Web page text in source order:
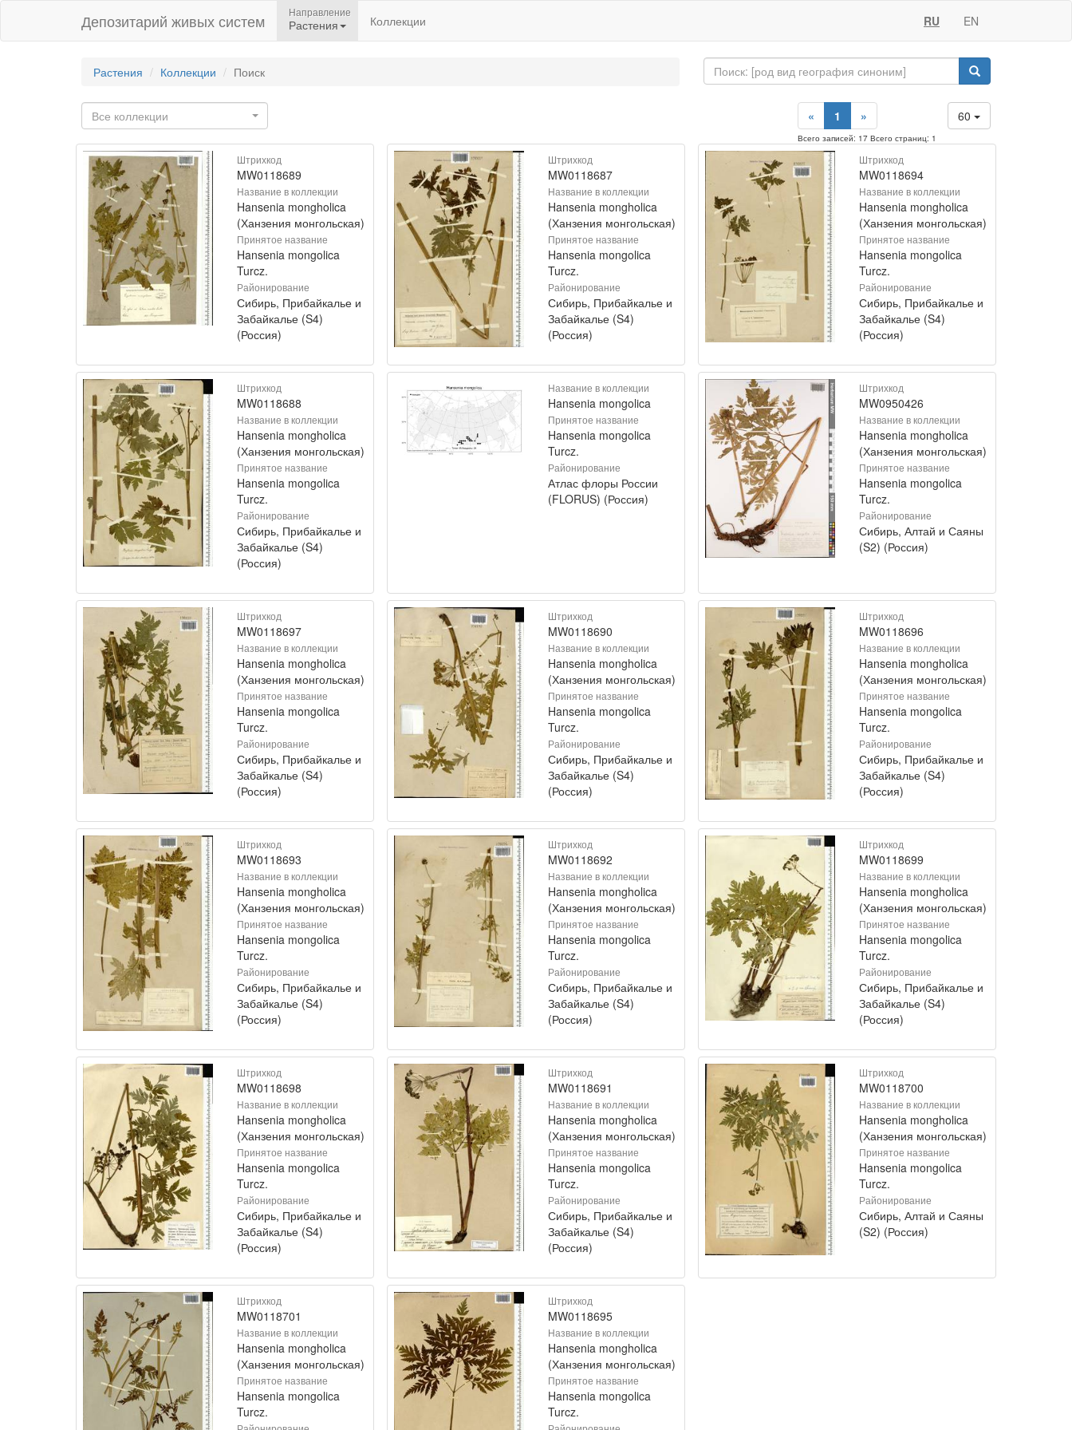
Депозитарий живых систем Направление
Растения Коллекции RU EN
Растения Коллекции Поиск
Все коллекции 60
« 1 »
Всего записей: 17 Всего страниц: 1
Штрихкод
MW0118689
Название в коллекции
Hansenia mongholica
(Ханзения монгольская)
Принятое название
Hansenia mongolica
Turcz.
Районирование
Сибирь, Прибайкалье и
Забайкалье (S4)
(Россия)
Штрихкод
MW0118687
Название в коллекции
Hansenia mongholica
(Ханзения монгольская)
Принятое название
Hansenia mongolica
Turcz.
Районирование
Сибирь, Прибайкалье и
Забайкалье (S4)
(Россия)
Штрихкод
MW0118694
Название в коллекции
Hansenia mongholica
(Ханзения монгольская)
Принятое название
Hansenia mongolica
Turcz.
Районирование
Сибирь, Прибайкалье и
Забайкалье (S4)
(Россия)
Штрихкод
MW0118688
Название в коллекции
Hansenia mongholica
(Ханзения монгольская)
Принятое название
Hansenia mongolica
Turcz.
Районирование
Сибирь, Прибайкалье и
Забайкалье (S4)
(Россия)
Название в коллекции
Hansenia mongolica
Принятое название
Hansenia mongolica
Turcz.
Районирование
Атлас флоры России
(FLORUS) (Россия)
Штрихкод
MW0950426
Название в коллекции
Hansenia mongholica
(Ханзения монгольская)
Принятое название
Hansenia mongolica
Turcz.
Районирование
Сибирь, Алтай и Саяны
(S2) (Россия)
Штрихкод
MW0118697
Название в коллекции
Hansenia mongholica
(Ханзения монгольская)
Принятое название
Hansenia mongolica
Turcz.
Районирование
Сибирь, Прибайкалье и
Забайкалье (S4)
(Россия)
Штрихкод
MW0118690
Название в коллекции
Hansenia mongholica
(Ханзения монгольская)
Принятое название
Hansenia mongolica
Turcz.
Районирование
Сибирь, Прибайкалье и
Забайкалье (S4)
(Россия)
Штрихкод
MW0118696
Название в коллекции
Hansenia mongholica
(Ханзения монгольская)
Принятое название
Hansenia mongolica
Turcz.
Районирование
Сибирь, Прибайкалье и
Забайкалье (S4)
(Россия)
Штрихкод
MW0118693
Название в коллекции
Hansenia mongholica
(Ханзения монгольская)
Принятое название
Hansenia mongolica
Turcz.
Районирование
Сибирь, Прибайкалье и
Забайкалье (S4)
(Россия)
Штрихкод
MW0118692
Название в коллекции
Hansenia mongholica
(Ханзения монгольская)
Принятое название
Hansenia mongolica
Turcz.
Районирование
Сибирь, Прибайкалье и
Забайкалье (S4)
(Россия)
Штрихкод
MW0118699
Название в коллекции
Hansenia mongholica
(Ханзения монгольская)
Принятое название
Hansenia mongolica
Turcz.
Районирование
Сибирь, Прибайкалье и
Забайкалье (S4)
(Россия)
Штрихкод
MW0118698
Название в коллекции
Hansenia mongholica
(Ханзения монгольская)
Принятое название
Hansenia mongolica
Turcz.
Районирование
Сибирь, Прибайкалье и
Забайкалье (S4)
(Россия)
Штрихкод
MW0118691
Название в коллекции
Hansenia mongholica
(Ханзения монгольская)
Принятое название
Hansenia mongolica
Turcz.
Районирование
Сибирь, Прибайкалье и
Забайкалье (S4)
(Россия)
Штрихкод
MW0118700
Название в коллекции
Hansenia mongholica
(Ханзения монгольская)
Принятое название
Hansenia mongolica
Turcz.
Районирование
Сибирь, Алтай и Саяны
(S2) (Россия)
Штрихкод
MW0118701
Название в коллекции
Hansenia mongholica
(Ханзения монгольская)
Принятое название
Hansenia mongolica
Turcz.
Штрихкод
MW0118695
Название в коллекции
Hansenia mongholica
(Ханзения монгольская)
Принятое название
Hansenia mongolica
Turcz.